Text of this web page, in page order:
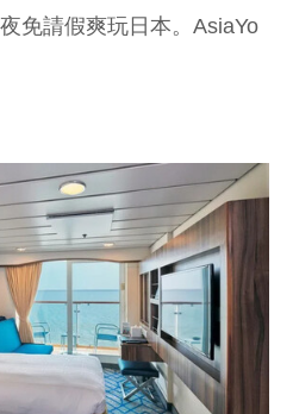
免請假爽玩日本。AsiaYo